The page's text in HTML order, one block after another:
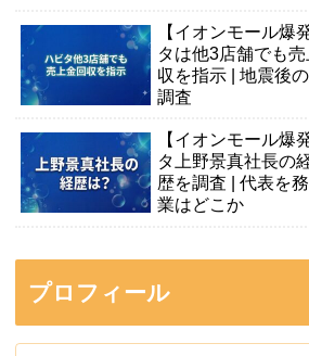
【イオンモール爆
タは他3店舗でも売
収を指示 | 地震後
調査
【イオンモール爆
タ上野景真社長の
歴を調査 | 代表を
業はどこか
プロフィール